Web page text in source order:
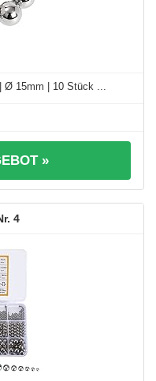
Ø 15mm | 10 Stück ...
»
4